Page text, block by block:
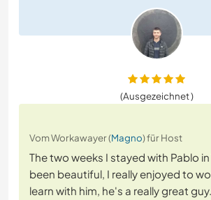
(Ausgezeichnet )
Vom Workawayer (Magno) für Host
The two weeks I stayed with Pablo
been beautiful, I really enjoyed to
learn with him, he's a really great guy.